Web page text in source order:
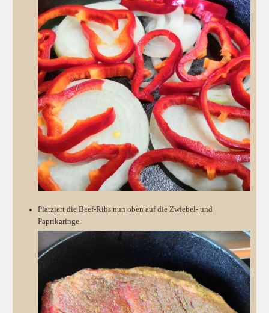
Platziert die Beef-Ribs nun oben auf die Zwiebel- und
Paprikaringe.